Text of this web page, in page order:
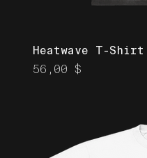
Heatwave T-Shirt
Prix
56,00 $